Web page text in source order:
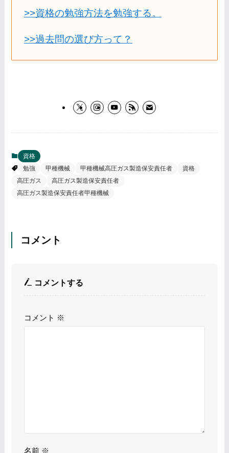
>>資格の勉強方法を勉強する。
>>過去問の選び方って？
資格
勉強
甲種機械 甲種機械高圧ガス製造保安責任者
資格
高圧ガス
高圧ガス製造保安責任者
高圧ガス製造保安責任者甲種機械
コメント
コメントする
コメント ※
名前 ※